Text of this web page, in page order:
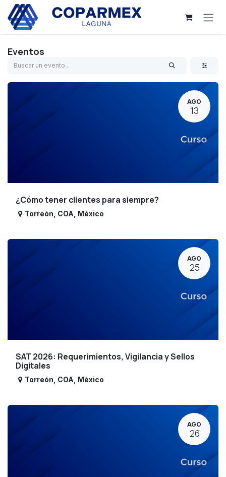
Ir al contenido
Eventos
AGO
13
¿Cómo tener clientes para siempre?
Torreón COA México
AGO
25
SAT 2026: Requerimientos, Vigilancia y Sellos
Digitales
Torreón COA México
AGO
26